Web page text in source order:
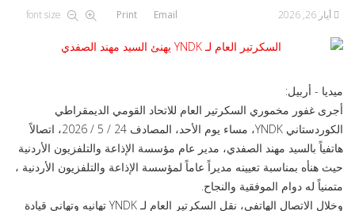
أيار 26, 2026 font size Print Email
ميديا - أربيل:
أجرى غفور مخموري السكرتیر العام للاتحاد القومي الديمقراطي
الكوردستاني YNDK، مساء يوم الأحد، المصادف 24 / 5 / 2026، اتصالاً
هاتفياً بالسيد مهند الصفدي، مدیر عام مؤسسة الإذاعة والتلفزيون الأردنية
حيث هنأه بمناسبة تعیینه مدیراً عاماً لمؤسسة الإذاعة والتلفزيون الأردنية ،
متمنياً له دوام الموفقية والنجاح.
وخلال الاتصال الهاتفي، نقل السكرتیر العام لـ YNDK تهانيه وتهاني قيادة